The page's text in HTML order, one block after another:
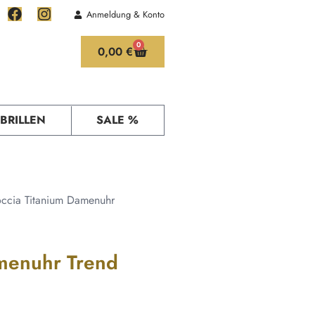
Anmeldung & Konto
0,00 € 0
SALE %
Titanium Damenuhr
Trend